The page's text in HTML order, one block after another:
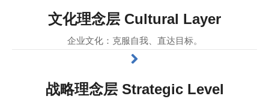
文化理念层 Cultural Layer
企业文化：克服自我、直达目标。
战略理念层 Strategic Level